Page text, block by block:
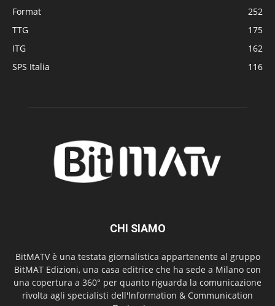
Format
252
TTG
175
ITG
162
SPS Italia
116
CHI SIAMO
BitMATV è una testata giornalistica appartenente al gruppo
BitMAT Edizioni, una casa editrice che ha sede a Milano con
una copertura a 360° per quanto riguarda la comunicazione
rivolta agli specialisti dell'lnformation & Communication